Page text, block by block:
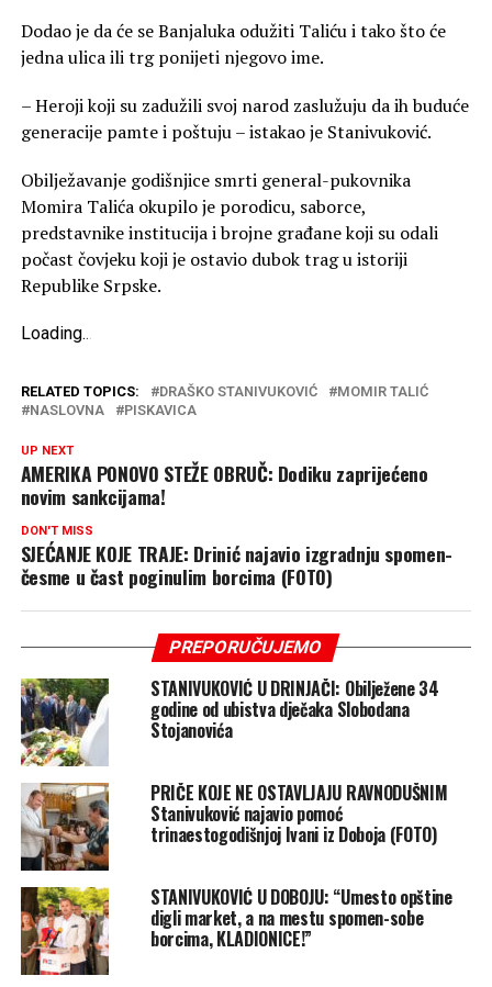
Dodao je da će se Banjaluka odužiti Taliću i tako što će
jedna ulica ili trg ponijeti njegovo ime.
– Heroji koji su zadužili svoj narod zaslužuju da ih buduće
generacije pamte i poštuju – istakao je Stanivuković.
Obilježavanje godišnjice smrti general-pukovnika
Momira Talića okupilo je porodicu, saborce,
predstavnike institucija i brojne građane koji su odali
počast čovjeku koji je ostavio dubok trag u istoriji
Republike Srpske.
Loading...
RELATED TOPICS: DRAŠKO STANIVUKOVIĆ
MOMIR TALIĆ
NASLOVNA
PISKAVICA
UP NEXT
AMERIKA PONOVO STEŽE OBRUČ: Dodiku zaprijećeno
novim sankcijama!
DON'T MISS
SJEĆANJE KOJE TRAJE: Drinić najavio izgradnju spomen-
česme u čast poginulim borcima (FOTO)
PREPORUČUJEMO
STANIVUKOVIĆ U DRINJAČI: Obilježene 34
godine od ubistva dječaka Slobodana
Stojanovića
PRIČE KOJE NE OSTAVLJAJU RAVNODUŠNIM
Stanivuković najavio pomoć
trinaestogodišnjoj Ivani iz Doboja (FOTO)
STANIVUKOVIĆ U DOBOJU: “Umesto opštine
digli market, a na mestu spomen-sobe
borcima, KLADIONICE!”